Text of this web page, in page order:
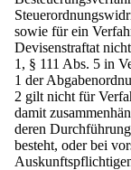
sowie für ein
Devisenstraftat
1, § 111 Abs. 5 in
1 der
2 gilt nicht für
damit
deren
besteht, oder bei